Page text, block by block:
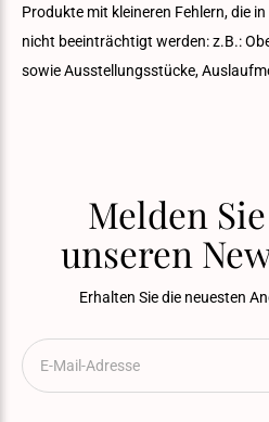
Produkte mit kleineren Fehlern, die
nicht beeinträchtigt werden: z.B.:
sowie Ausstellungsstücke,
Melden
unseren
Erhalten Sie die neuesten